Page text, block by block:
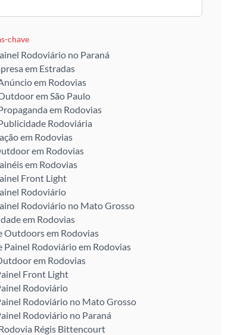
chave
Rodoviário no Paraná
em Estradas
em Rodovias
em São Paulo
em Rodovias
Rodoviária
em Rodovias
em Rodovias
em Rodovias
Front Light
Rodoviário
Rodoviário no Mato Grosso
em Rodovias
Outdoors em Rodovias
Painel Rodoviário em Rodovias
em Rodovias
Front Light
Rodoviário
Rodoviário no Mato Grosso
Rodoviário no Paraná
Régis Bittencourt